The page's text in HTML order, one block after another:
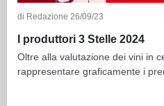
di Redazione 26/09/23
I produttori 3 Stelle 2024
Oltre alla valutazione dei vini in
rappresentare graficamente i